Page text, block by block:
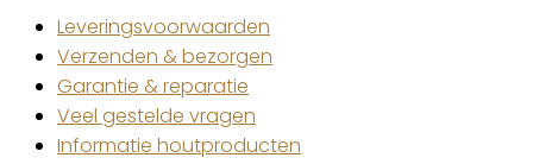
Leveringsvoorwaarden
Verzenden & bezorgen
Garantie & reparatie
Veel gestelde vragen
Informatie houtproducten